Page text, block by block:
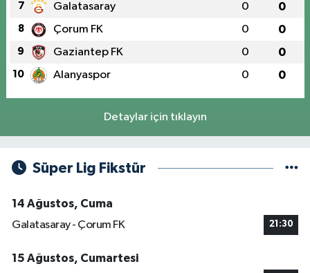
7 Galatasaray 0 0
8 Çorum FK 0 0
9 Gaziantep FK 0 0
10 Alanyaspor 0 0
Detaylar için tıklayın
Süper Lig Fikstür
14 Ağustos, Cuma
Galatasaray - Çorum FK
21:30
15 Ağustos, Cumartesi